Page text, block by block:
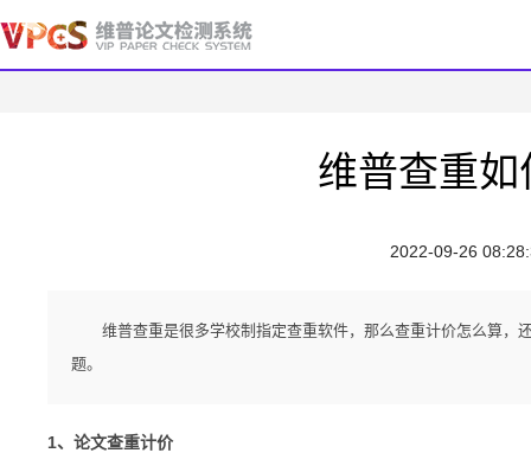
维普查重
2022-09-26
维普查重是很多学校制指定查重软件，那么查重计价怎么算，
题。
1、论文查重计价